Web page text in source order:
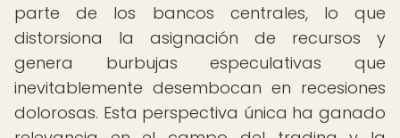
parte de los bancos centrales, lo que
distorsiona la asignación de recursos y
genera burbujas especulativas que
inevitablemente desembocan en recesiones
dolorosas. Esta perspectiva única ha ganado